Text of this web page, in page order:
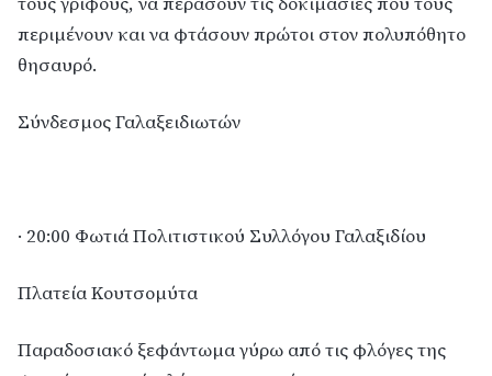
περιμένουν και να φτάσουν πρώτοι στον πολυπόθητο
θησαυρό.
Σύνδεσμος Γαλαξειδιωτών
· 20:00 Φωτιά Πολιτιστικού Συλλόγου Γαλαξιδίου
Πλατεία Κουτσομύτα
Παραδοσιακό ξεφάντωμα γύρω από τις φλόγες της